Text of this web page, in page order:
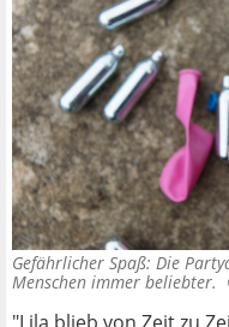
Gefährlicher Spaß: Die
Menschen immer beliebter.